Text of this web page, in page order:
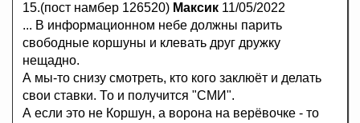
15.(пост намбер 126520) Максик 11/05/2022
... В информационном небе должны парить
свободные коршуны и клевать друг дружку
нещадно.
А мы-то снизу смотреть, кто кого заклюёт и делать
свои ставки. То и получится "СМИ".
А если это не Коршун, а ворона на верёвочке - то